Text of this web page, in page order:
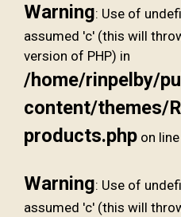
Warning: Use of
assumed 'c' (this will
version of PHP) in
/home/rinpelby/
content/themes/
products.php on line
Warning: Use of
assumed 'c' (this will